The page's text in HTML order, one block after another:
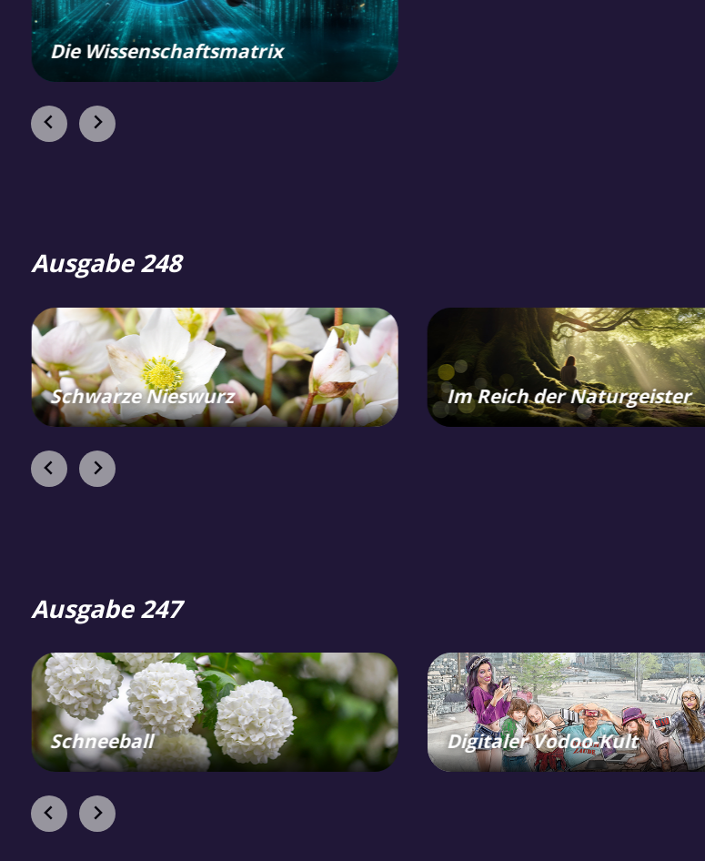
Die Wissenschaftsmatrix
Ausgabe 248
Schwarze Nieswurz Im Reich der Naturgeister
Ausgabe 247
Schneeball Digitaler Vodoo-Kult